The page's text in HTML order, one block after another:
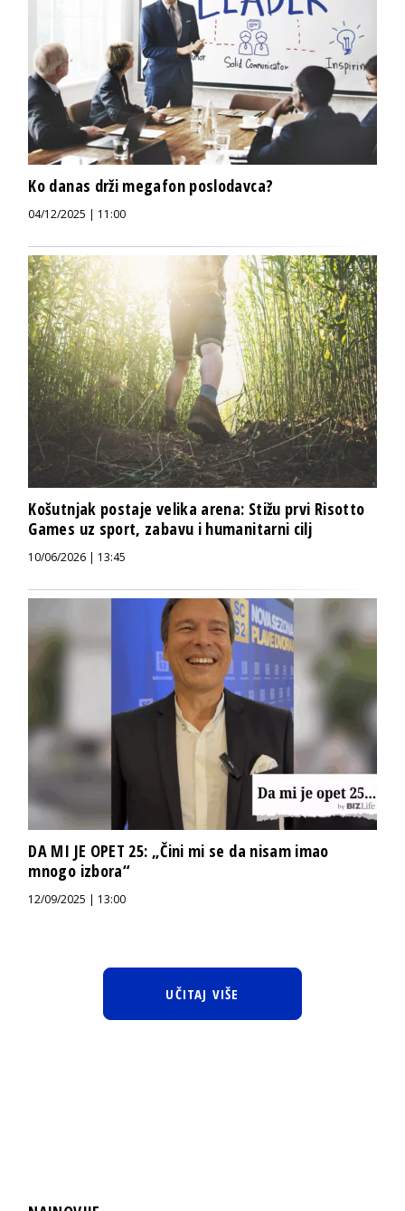
Ko danas drži megafon poslodavca?
04/12/2025 | 11:00
Košutnjak postaje velika arena: Stižu prvi Risotto
Games uz sport, zabavu i humanitarni cilj
10/06/2026 | 13:45
DA MI JE OPET 25: „Čini mi se da nisam imao
mnogo izbora“
12/09/2025 | 13:00
UČITAJ VIŠE